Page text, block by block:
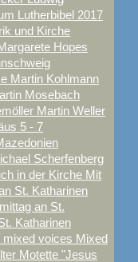
Lutherbibel 2017
und Kirche
Hopes
Martin Kohlmann
Mosebach
Martin Weller
5 - 7
Scherfenberg
in der Kirche Mit
St. Katharinen
an St.
Katharinen
mixed voices Mixed
Motette "Jesus